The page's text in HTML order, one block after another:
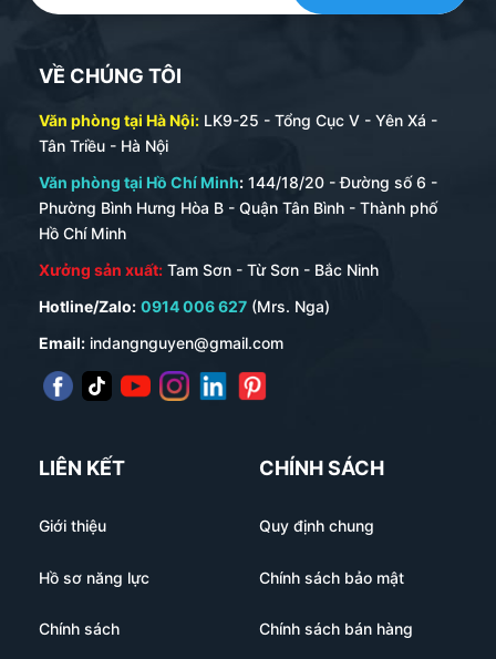
VỀ CHÚNG TÔI
Văn phòng tại Hà Nội: LK9-25 - Tổng Cục V - Yên Xá -
Tân Triều - Hà Nội
Văn phòng tại Hồ Chí Minh: 144/18/20 - Đường số 6 -
Phường Bình Hưng Hòa B - Quận Tân Bình - Thành phố
Hồ Chí Minh
Xưởng sản xuất: Tam Sơn - Từ Sơn - Bắc Ninh
Hotline/Zalo: 0914 006 627 (Mrs. Nga)
Email: indangnguyen@gmail.com
LIÊN KẾT
Giới thiệu
Hồ sơ năng lực
Chính sách
CHÍNH SÁCH
Quy định chung
Chính sách bảo mật
Chính sách bán hàng